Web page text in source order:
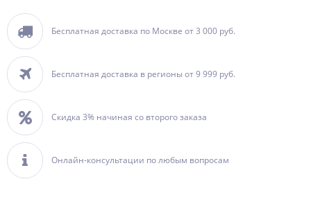
Бесплатная доставка по Москве от 3 000 руб.
Бесплатная доставка в регионы от 9 999 руб.
Скидка 3% начиная со второго заказа
Онлайн-консультации по любым вопросам